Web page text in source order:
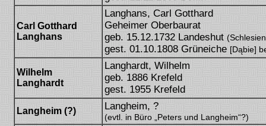
Carl Gotthard
Langhans
Langhans, Carl Gotthard
Geheimer Oberbaurat
geb. 15.12.1732 Landeshut
gest. 01.10.1808 Grüneiche[Dąbie]
Wilhelm
Langhardt
Langhardt, Wilhelm
geb. 1886 Krefeld
gest. 1955 Krefeld
Langheim (?) Langheim, ?
(evtl. in Büro „Peters und Langheim“?)